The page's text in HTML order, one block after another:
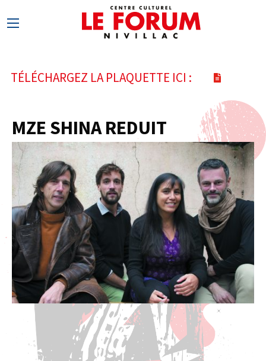
TÉLÉCHARGEZ LA PLAQUETTE ICI :
MZE SHINA REDUIT